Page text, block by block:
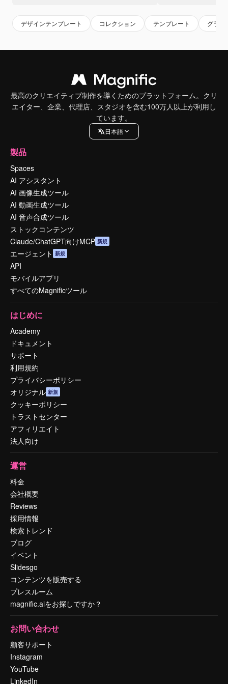
デザインテンプレート コレクション テンプレート グラデ
最高のクリエイティブ制作を導くためのプラットフォーム。クリ
エイター、企業、代理店、スタジオを含む100万人以上が利用し
ています。
日本語
製品
Spaces
AI アシスタント
AI 画像生成ツール
AI 動画生成ツール
AI 音声合成ツール
ストックコンテンツ
Claude/ChatGPT向けMCP 新規
エージェント 新規
API
モバイルアプリ
すべてのMagnificツール
はじめに
Academy
ドキュメント
サポート
利用規約
プライバシーポリシー
オリジナル 新規
クッキーポリシー
トラストセンター
アフィリエイト
法人向け
運営
料金
会社概要
Reviews
採用情報
検索トレンド
ブログ
イベント
Slidesgo
コンテンツを販売する
プレスルーム
magnific.aiをお探しですか？
お問い合わせ
顧客サポート
Instagram
YouTube
LinkedIn